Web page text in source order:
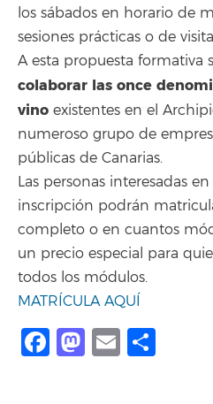
los sábados en horario de
sesiones prácticas o de
A esta propuesta formativa
colaborar las once
vino existentes en el
numeroso grupo de
públicas de Canarias.
Las personas interesadas
inscripción podrán
completo o en cuantos
un precio especial para
todos los módulos.
MATRÍCULA AQUÍ
Facebook
Mastodon
Email